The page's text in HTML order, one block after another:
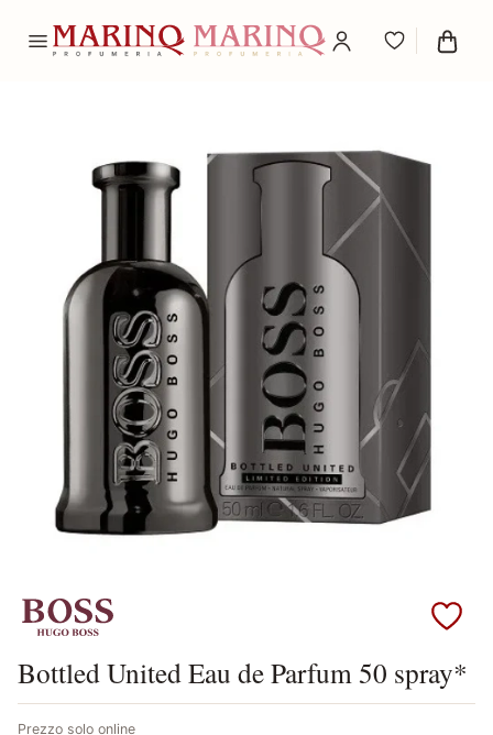
Scopri i prodotti Boss
Bottled United Eau de Parfum 50 spray*
Prezzo solo online